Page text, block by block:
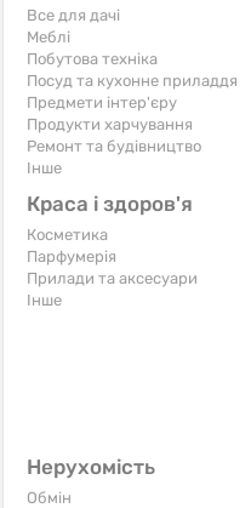
Все для дачі
Меблі
Побутова техніка
Посуд та кухонне приладдя
Предмети інтер'єру
Продукти харчування
Ремонт та будівництво
Iнше
Краса і здоров'я
Косметика
Парфумерія
Прилади та аксесуари
Iнше
Нерухомість
Обмін